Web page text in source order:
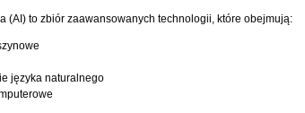
(AI) to zbiór zaawansowanych technologii, które obejmują:
języka naturalnego